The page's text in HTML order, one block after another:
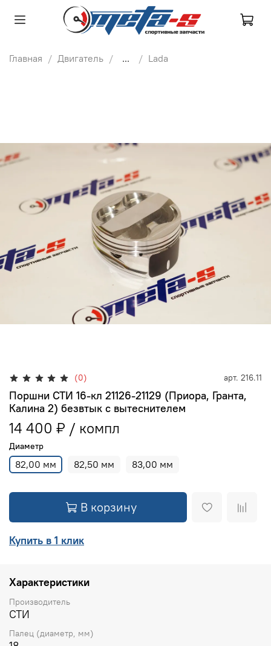
Главная Двигатель ... Lada
(0) арт. 216.11
Поршни СТИ 16-кл 21126-21129 (Приора, Гранта,
Калина 2) безвтык с вытеснителем
14 400 ₽
Диаметр
82,00 мм 82,50 мм 83,00 мм
В корзину
Купить в 1 клик
Характеристики
Производитель
СТИ
Палец (диаметр, мм)